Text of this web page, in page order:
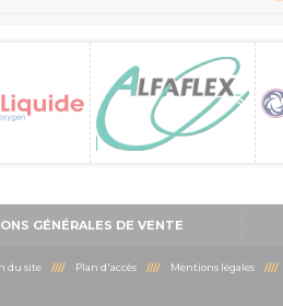
GÉNÉRALES DE VENTE
du site//// Plan d'accès//// Mentions légales////